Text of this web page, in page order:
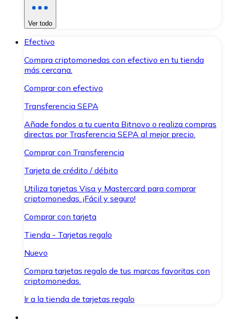
Ver todo
Efectivo
Compra criptomonedas con efectivo en tu tienda
más cercana.
Comprar con efectivo
Transferencia SEPA
Añade fondos a tu cuenta Bitnovo o realiza compras
directas por Trasferencia SEPA al mejor precio.
Comprar con Transferencia
Tarjeta de crédito / débito
Utiliza tarjetas Visa y Mastercard para comprar
criptomonedas. ¡Fácil y seguro!
Comprar con tarjeta
Tienda - Tarjetas regalo
Nuevo
Compra tarjetas regalo de tus marcas favoritas con
criptomonedas.
Ir a la tienda de tarjetas regalo